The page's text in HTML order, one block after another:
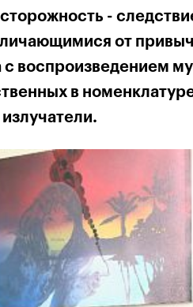
-
от
с воспроизведением
в